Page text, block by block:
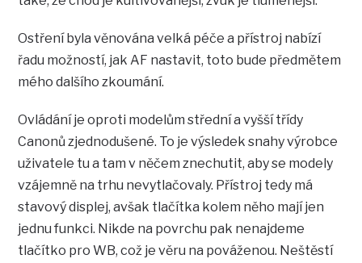
Ostření byla věnována velká péče a přístroj nabízí
řadu možností, jak AF nastavit, toto bude předmětem
mého dalšího zkoumání.
Ovládání je oproti modelům střední a vyšší třídy
Canonů zjednodušené. To je výsledek snahy výrobce
uživatele tu a tam v něčem znechutit, aby se modely
vzájemně na trhu nevytlačovaly. Přístroj tedy má
stavový displej, avšak tlačítka kolem něho mají jen
jednu funkci. Nikde na povrchu pak nenajdeme
tlačítko pro WB, což je věru na pováženou. Neštěstí